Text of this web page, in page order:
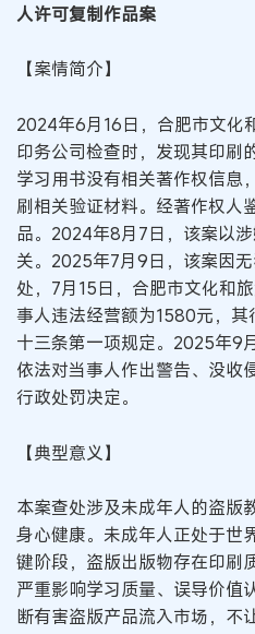
人许可复制作品案
【案情简介】
2024年6月16日，合肥市文化
印务公司检查时，发现其印刷
学习用书没有相关著作权信息
刷相关验证材料。经著作权人
品。2024年8月7日，该案以
关。2025年7月9日，该案因
处，7月15日，合肥市文化和
事人违法经营额为1580元，
十三条第一项规定。2025年9
依法对当事人作出警告、没收
行政处罚决定。
【典型意义】
本案查处涉及未成年人的盗版
身心健康。未成年人正处于世
键阶段，盗版出版物存在印刷
严重影响学习质量、误导价值
断有害盗版产品流入市场，不